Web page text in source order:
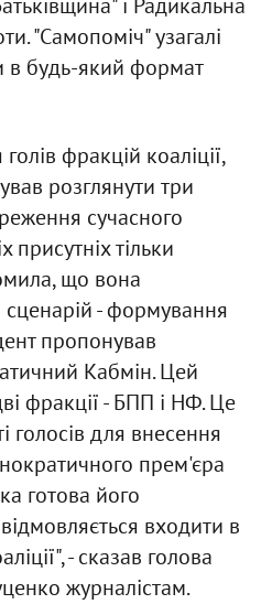
і Радикальна
"Самопоміч" узагалі
в будь-який формат
фракцій коаліції,
розглянути три
сучасного
присутніх тільки
що вона
сценарій - формування
пропонував
Кабмін. Цей
фракції - БПП і НФ. Це
голосів для внесення
прем'єра
готова його
входити в
- сказав голова
журналістам.